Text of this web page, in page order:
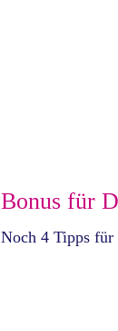
Bonus für
Noch 4 Tipps